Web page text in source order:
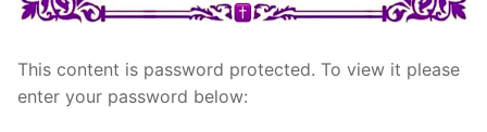
This content is password protected. To view it please
enter your password below: